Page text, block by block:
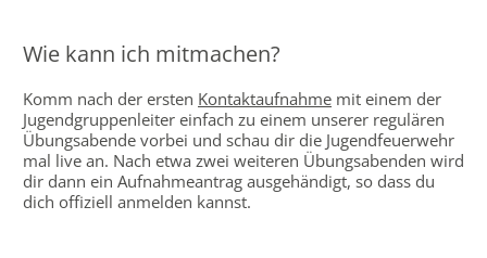
Wie kann ich mitmachen?
Komm nach der ersten Kontaktaufnahme mit einem der
Jugendgruppenleiter einfach zu einem unserer regulären
Übungsabende vorbei und schau dir die Jugendfeuerwehr
mal live an. Nach etwa zwei weiteren Übungsabenden wird
dir dann ein Aufnahmeantrag ausgehändigt, so dass du
dich offiziell anmelden kannst.